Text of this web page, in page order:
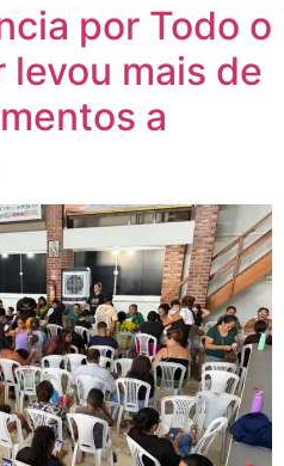
por Todo o
levou mais de
a